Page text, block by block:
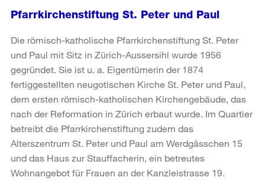
Pfarrkirchenstiftung St. Peter und Paul
Die römisch-katholische Pfarrkirchenstiftung St. Peter
und Paul mit Sitz in Zürich-Aussersihl wurde 1956
gegründet. Sie ist u. a. Eigentümerin der 1874
fertiggestellten neugotischen Kirche St. Peter und Paul,
dem ersten römisch-katholischen Kirchengebäude, das
nach der Reformation in Zürich erbaut wurde. Im Quartier
betreibt die Pfarrkirchenstiftung zudem das
Alterszentrum St. Peter und Paul am Werdgässchen 15
und das Haus zur Stauffacherin, ein betreutes
Wohnangebot für Frauen an der Kanzleistrasse 19.